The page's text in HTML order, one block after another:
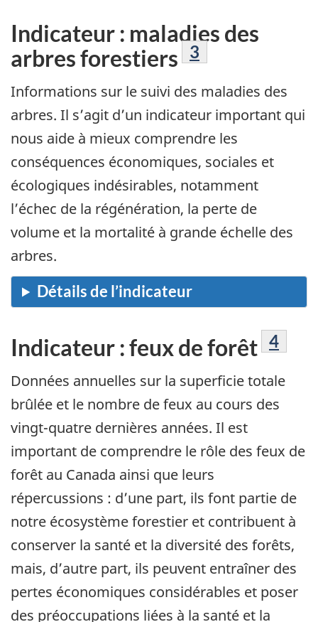
Indicateur : maladies des
arbres forestiers
Note de bas de
3
Informations sur le suivi des maladies des
arbres. Il s’agit d’un indicateur important qui
nous aide à mieux comprendre les
conséquences économiques, sociales et
écologiques indésirables, notamment
l’échec de la régénération, la perte de
volume et la mortalité à grande échelle des
arbres.
Indicateur : feux de forêt Note
4
Données annuelles sur la superficie totale
brûlée et le nombre de feux au cours des
vingt-quatre dernières années. Il est
important de comprendre le rôle des feux de
forêt au Canada ainsi que leurs
répercussions : d’une part, ils font partie de
notre écosystème forestier et contribuent à
conserver la santé et la diversité des forêts,
mais, d’autre part, ils peuvent entraîner des
pertes économiques considérables et poser
des préoccupations liées à la santé et la